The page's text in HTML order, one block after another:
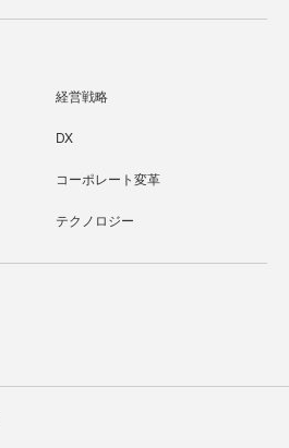
経営戦略
DX
コーポレート変革
テクノロジー